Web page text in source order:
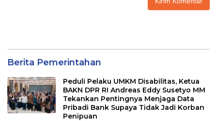
Berita Pemerintahan
Peduli Pelaku UMKM Disabilitas, Ketua
BAKN DPR RI Andreas Eddy Susetyo MM
Tekankan Pentingnya Menjaga Data
Pribadi Bank Supaya Tidak Jadi Korban
Penipuan